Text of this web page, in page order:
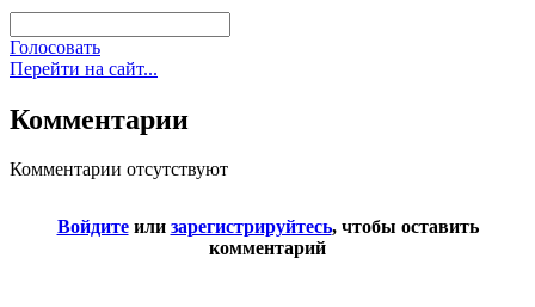
Голосовать
Перейти на сайт...
Комментарии
Комментарии отсутствуют
Войдитеили зарегистрируйтесь, чтобы оставить
комментарий